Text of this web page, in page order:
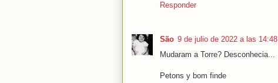
Responder
São 9 de julio de 2022 a las 14:48
Mudaram a Torre? Desconhecia...
Petons y bom finde